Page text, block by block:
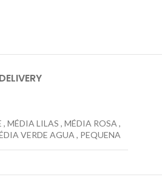
, MÉDIA LILAS , MÉDIA ROSA ,
VERDE AGUA , PEQUENA